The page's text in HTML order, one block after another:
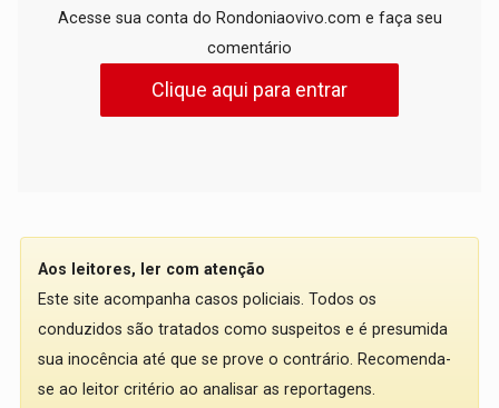
Acesse sua conta do Rondoniaovivo.com e faça seu
comentário
Clique aqui para entrar
Aos leitores, ler com atenção
Este site acompanha casos policiais. Todos os
conduzidos são tratados como suspeitos e é presumida
sua inocência até que se prove o contrário. Recomenda-
se ao leitor critério ao analisar as reportagens.